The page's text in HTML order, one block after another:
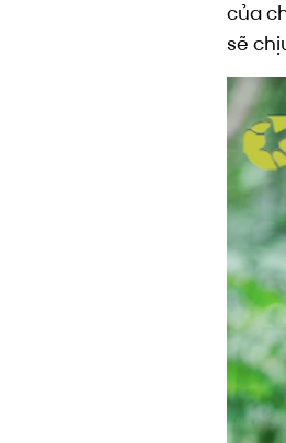
của
sẽ